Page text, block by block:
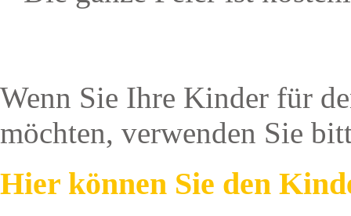
Wenn Sie Ihre Kinder für
möchten, verwenden Sie
Hier können Sie den